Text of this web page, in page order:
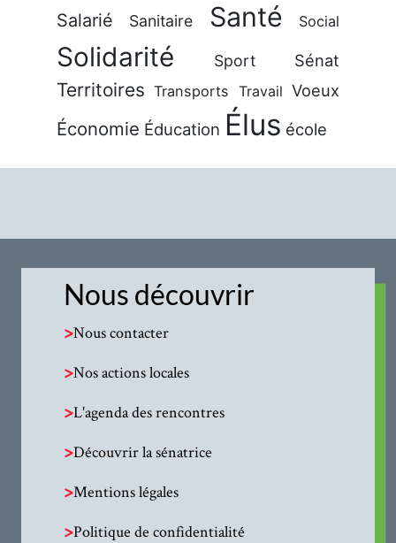
Salarié Sanitaire Santé Social
Solidarité Sport Sénat
Territoires Transports Travail Voeux
Économie Éducation Élus école
Nous découvrir
>Nous contacter
>Nos actions locales
>L'agenda des rencontres
>Découvrir la sénatrice
>Mentions légales
>Politique de confidentialité